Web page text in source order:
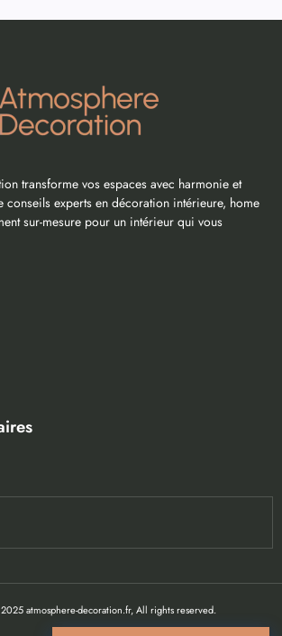
transforme vos espaces avec harmonie et
conseils experts en décoration intérieure, home
sur-mesure pour un intérieur qui vous
atmosphere-decoration.fr, All rights reserved.